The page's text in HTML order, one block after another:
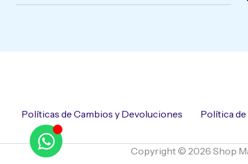
Políticas de Cambios y Devoluciones Política
Copyright © 2026 Shop